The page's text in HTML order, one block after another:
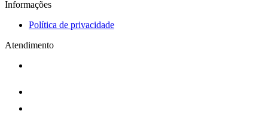
Informações
Política de privacidade
Atendimento